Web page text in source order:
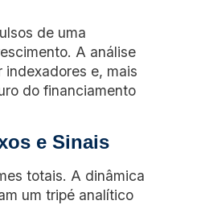
de uma
A análise
e, mais
do financiamento
e Sinais
totais. A dinâmica
um tripé analítico